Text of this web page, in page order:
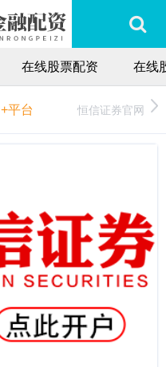
在线股票配资 在线
+平台 恒信证券官网